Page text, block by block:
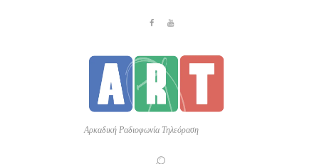
Αρκαδική Ραδιοφωνία Τηλεόραση